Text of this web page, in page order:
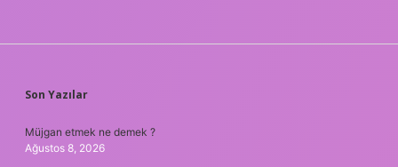
SIDEBAR
Son Yazılar
Müjgan etmek ne demek ?
Ağustos 8, 2026